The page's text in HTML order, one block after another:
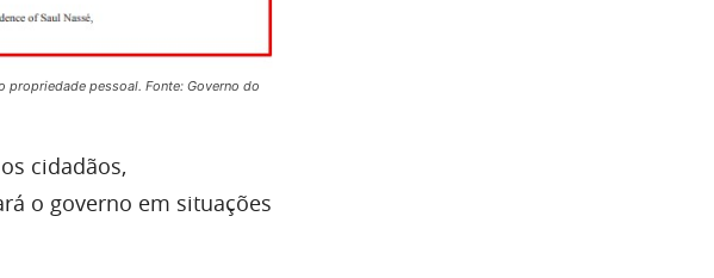
pessoal. Fonte: Governo do
cidadãos,
o governo em situações